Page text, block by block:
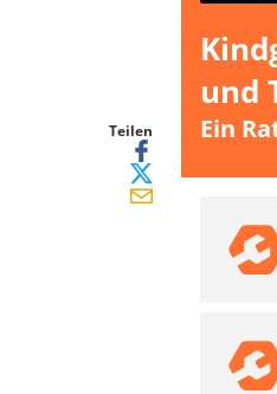
Daunendecken
Backofen
HiFi-Lautsprecher
Samsung-Waschmaschine
LED-Feuchtraumleuchte
Schraubendreher-Set
Sägekettenschärfgerät
Teilen
und
Ein